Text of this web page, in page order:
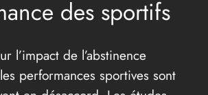
des sportifs
l’impact de l’abstinence
performances sportives sont